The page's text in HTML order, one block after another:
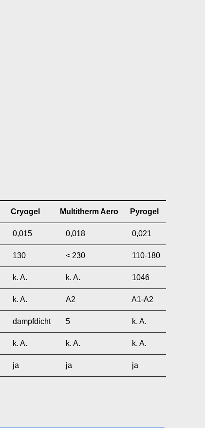
Cryogel Multitherm Aero Pyrogel
0,015 0,018 0,021
130 < 230 110-180
k. A. k. A. 1046
k. A. A2 A1-A2
dampfdicht 5 k. A.
k. A. k. A. k. A.
ja ja ja